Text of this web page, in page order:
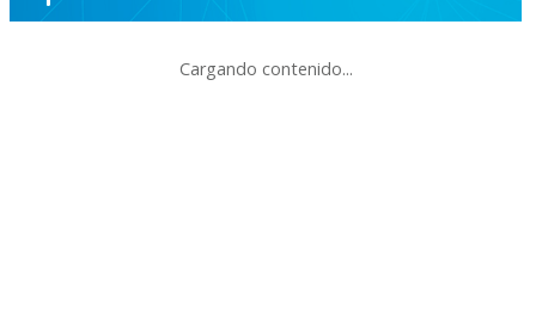
Cargando contenido...